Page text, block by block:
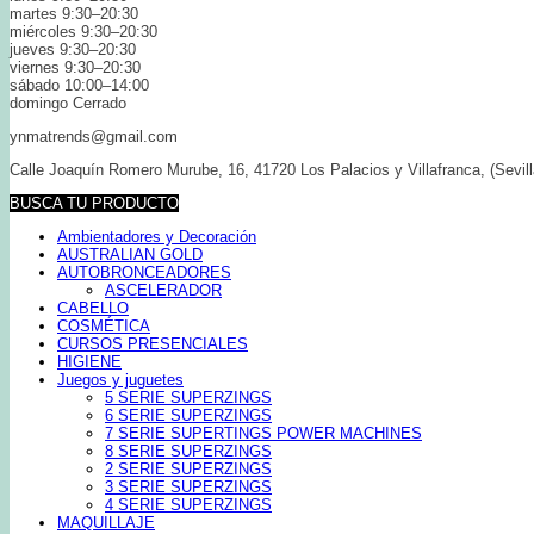
martes 9:30–20:30
miércoles 9:30–20:30
jueves 9:30–20:30
viernes 9:30–20:30
sábado 10:00–14:00
domingo Cerrado
ynmatrends@gmail.com
Calle Joaquín Romero Murube, 16, 41720 Los Palacios y Villafranca,
BUSCA TU PRODUCTO
Ambientadores y Decoración
AUSTRALIAN GOLD
AUTOBRONCEADORES
ASCELERADOR
CABELLO
COSMÉTICA
CURSOS PRESENCIALES
HIGIENE
Juegos y juguetes
5 SERIE SUPERZINGS
6 SERIE SUPERZINGS
7 SERIE SUPERTINGS POWER MACHINES
8 SERIE SUPERZINGS
2 SERIE SUPERZINGS
3 SERIE SUPERZINGS
4 SERIE SUPERZINGS
MAQUILLAJE